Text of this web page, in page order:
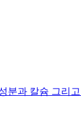
분과 칼슘 그리